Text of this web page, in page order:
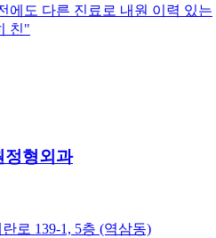
에도 다른 진료로 내원 이력 있는
친"
정형외과
로 139-1, 5층 (역삼동)